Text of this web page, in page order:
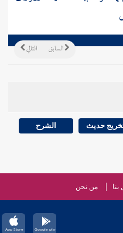
التالي السابق
حديث الشرح
من نحن